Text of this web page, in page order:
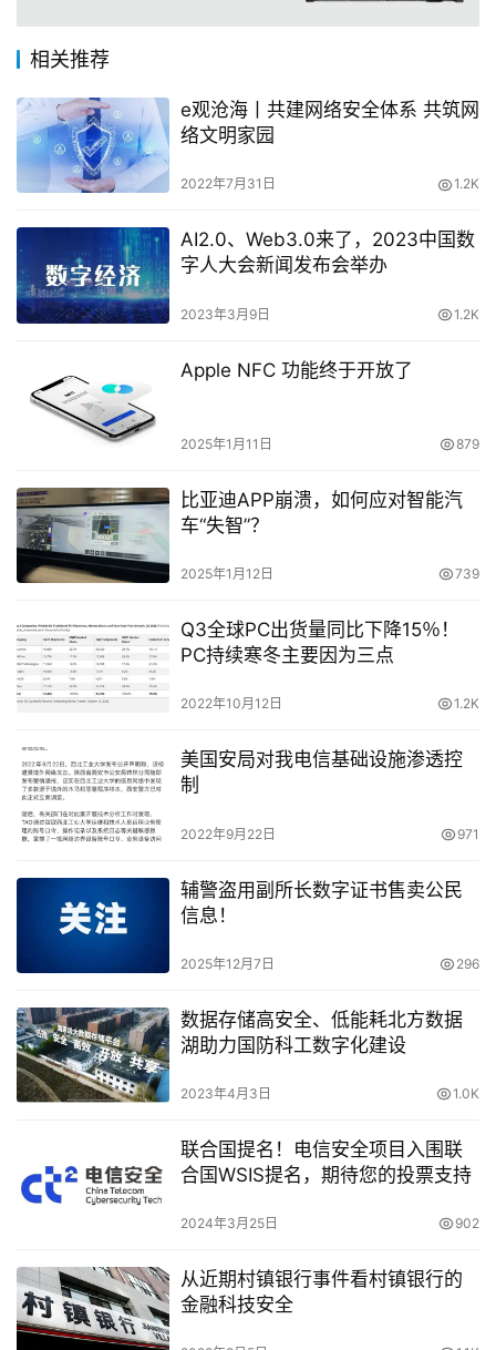
相关推荐
e观沧海丨共建网络安全体系 共筑网
络文明家园
2022年7月31日 1.2K
AI2.0、Web3.0来了，2023中国数
字人大会新闻发布会举办
2023年3月9日 1.2K
Apple NFC 功能终于开放了
2025年1月11日 879
比亚迪APP崩溃，如何应对智能汽
车“失智”？
2025年1月12日 739
Q3全球PC出货量同比下降15％！
PC持续寒冬主要因为三点
2022年10月12日 1.2K
美国安局对我电信基础设施渗透控
制
2022年9月22日 971
辅警盗用副所长数字证书售卖公民
信息！
2025年12月7日 296
数据存储高安全、低能耗北方数据
湖助力国防科工数字化建设
2023年4月3日 1.0K
联合国提名！电信安全项目入围联
合国WSIS提名，期待您的投票支持
2024年3月25日 902
从近期村镇银行事件看村镇银行的
金融科技安全